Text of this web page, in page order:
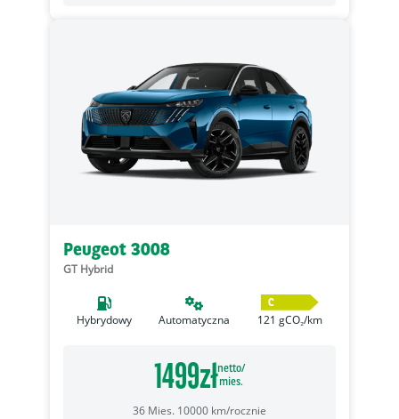
Peugeot 3008
GT Hybrid
Hybrydowy Automatyczna
C
121 gCO₂/km
1499złnetto/
mies.
36 Mies. 10000 km/rocznie